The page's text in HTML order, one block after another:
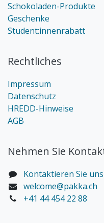
Schokoladen-Produkte
Geschenke
Student:innenrabatt
Rechtliches
Impressum
Datenschutz
HREDD-Hinweise
AGB
Nehmen Sie
Kontaktieren Sie uns
welcome@pakka.ch
+41 44 454 22 88